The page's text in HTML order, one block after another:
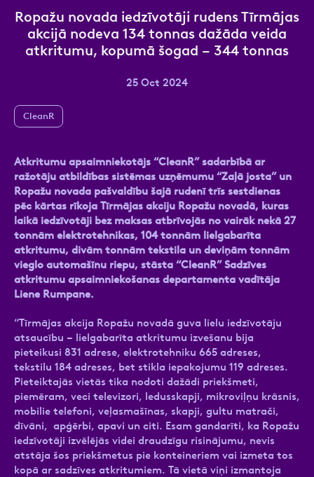
Ropažu novada iedzīvotāji rudens Tīrmājas
akcijā nodeva 134 tonnas dažāda veida
atkritumu, kopumā šogad – 344 tonnas
25 Oct 2024
CleanR
Atkritumu apsaimniekotājs “CleanR” sadarbībā ar
ražotāju atbildības sistēmas uzņēmumu “Zaļā josta” un
Ropažu novada pašvaldību šajā rudenī trīs sestdienas
pēc kārtas rīkoja Tīrmājas akciju Ropažu novadā, kuras
laikā iedzīvotāji bez maksas atbrīvojās no vairāk nekā 27
tonnām elektrotehnikas, 104 tonnām lielgabarīta
atkritumu, divām tonnām tekstila un deviņām tonnām
vieglo automašīnu riepu, stāsta “CleanR” Sadzīves
atkritumu apsaimniekošanas departamenta vadītāja
Liene Rumpane.
“Tīrmājas akcija Ropažu novadā guva lielu iedzīvotāju
atsaucību – lielgabarīta atkritumu izvešanu bija
pieteikusi 831 adrese, elektrotehniku 665 adreses,
tekstilu 184 adreses, bet stikla iepakojumu 119 adreses.
Pieteiktajās vietās tika nodoti dažādi priekšmeti,
piemēram, veci televizori, ledusskapji, mikroviļņu krāsnis,
mobilie telefoni, veļasmašīnas, skapji, gultu matrači,
dīvāni, apģērbi, apavi un citi. Esam gandarīti, ka Ropažu
iedzīvotāji izvēlējās videi draudzīgu risinājumu, nevis
atstāja šos priekšmetus pie konteineriem vai izmeta tos
kopā ar sadzīves atkritumiem. Tā vietā viņi izmantoja
Kontakttālrunis
Atzīmējiet, ka piekrītat personas datu
apstrādei.Vairāk